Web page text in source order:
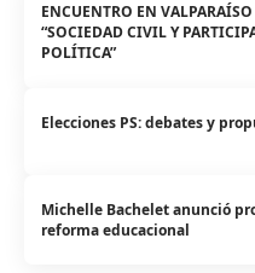
ENCUENTRO EN VALPARAÍSO
“SOCIEDAD CIVIL Y
POLÍTICA”
Elecciones PS: debates y
Michelle Bachelet anunció
reforma educacional